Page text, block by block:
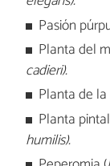
Pasión
Planta del
cadieri).
Planta de
Planta
humilis).